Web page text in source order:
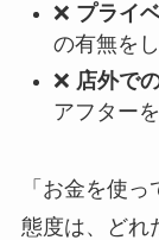
❌ プライ
の有無を
❌ 店外で
アフター
「お金を使
態度は、どれ